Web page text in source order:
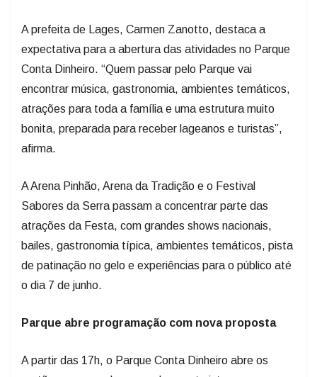
A prefeita de Lages, Carmen Zanotto, destaca a
expectativa para a abertura das atividades no Parque
Conta Dinheiro. “Quem passar pelo Parque vai
encontrar música, gastronomia, ambientes temáticos,
atrações para toda a família e uma estrutura muito
bonita, preparada para receber lageanos e turistas”,
afirma.
A Arena Pinhão, Arena da Tradição e o Festival
Sabores da Serra passam a concentrar parte das
atrações da Festa, com grandes shows nacionais,
bailes, gastronomia típica, ambientes temáticos, pista
de patinação no gelo e experiências para o público até
o dia 7 de junho.
Parque abre programação com nova proposta
A partir das 17h, o Parque Conta Dinheiro abre os